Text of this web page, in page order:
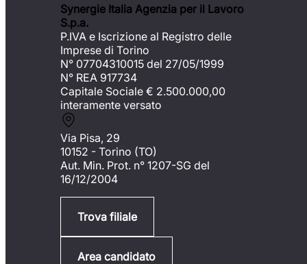
Synergie Italia Agenzia per il Lavoro
S.p.a.
P.IVA e Iscrizione al Registro delle
Imprese di Torino
N° 07704310015 del 27/05/1999
N° REA 917734
Capitale Sociale € 2.500.000,00
interamente versato
Via Pisa, 29
10152 - Torino (TO)
Aut. Min. Prot. n° 1207-SG del
16/12/2004
Trova filiale
Area candidato